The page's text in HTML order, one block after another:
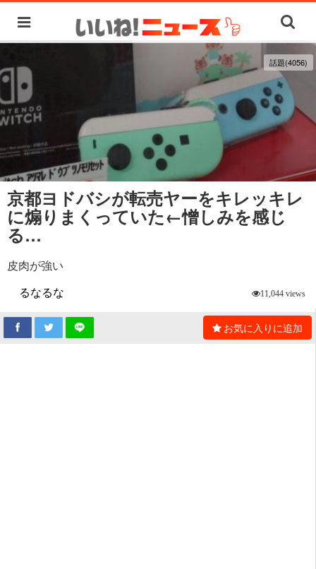
話題(4056)
京都ヨドバシが転売ヤーをキレッキレ
に煽りまくっていた←憎しみを感じ
る…
皮肉が強い
るなるな
11,044 views
お気に入りに追加